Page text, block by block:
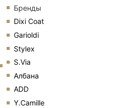
Бренды
Dixi Coat
Garioldi
Stylex
S.Via
Албана
ADD
Y.Camille